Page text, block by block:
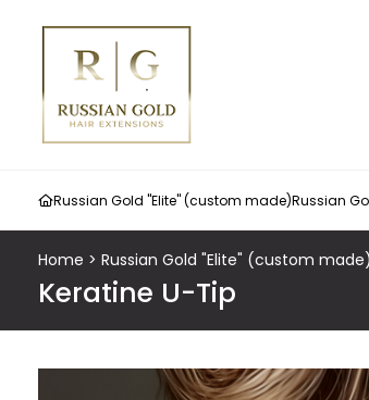
Russian Gold "Elite" (custom made)Russian
Home > Russian Gold "Elite" (custom made)
Keratine U-Tip